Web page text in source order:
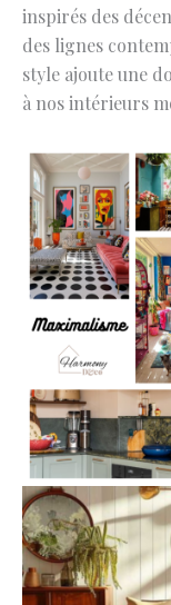
inspirés des
des lignes
style ajoute une
à nos intérieurs